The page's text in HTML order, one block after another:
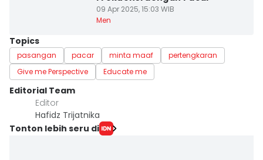
09 Apr 2025, 15:03 WIB
Men
Topics
pasangan pacar minta maaf
pertengkaran
Give me Perspective
Educate me
Editorial Team
Editor
Hafidz Trijatnika
Tonton lebih seru di